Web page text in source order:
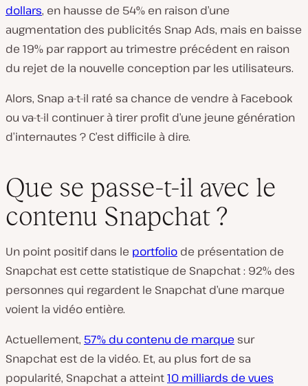
dollars, en hausse de 54% en raison d’une
augmentation des publicités Snap Ads, mais en baisse
de 19% par rapport au trimestre précédent en raison
du rejet de la nouvelle conception par les utilisateurs.
Alors, Snap a-t-il raté sa chance de vendre à Facebook
ou va-t-il continuer à tirer profit d’une jeune génération
d’internautes ? C’est difficile à dire.
Que se passe-t-il avec le
contenu Snapchat ?
Un point positif dans le portfolio de présentation de
Snapchat est cette statistique de Snapchat : 92% des
personnes qui regardent le Snapchat d’une marque
voient la vidéo entière.
Actuellement, 57% du contenu de marque sur
Snapchat est de la vidéo. Et, au plus fort de sa
popularité, Snapchat a atteint10 milliards de vues